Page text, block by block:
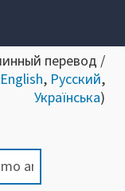
перевод /
English, Русский,
Українська)